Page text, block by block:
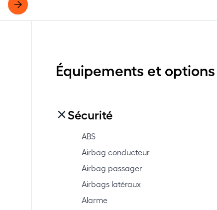
Équipements et options
Sécurité
ABS
Airbag conducteur
Airbag passager
Airbags latéraux
Alarme